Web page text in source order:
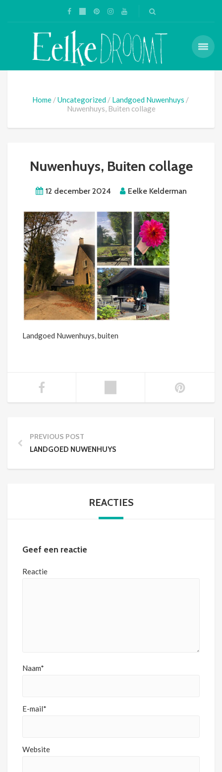
Home Uncategorized
Landgoed Nuwenhuys
Nuwenhuys, Buiten collage
Nuwenhuys, Buiten collage
12 december 2024 Eelke Kelderman
Landgoed Nuwenhuys, buiten
PREVIOUS POST
LANDGOED NUWENHUYS
REACTIES
Geef een reactie
Reactie
Naam*
E-mail*
Website